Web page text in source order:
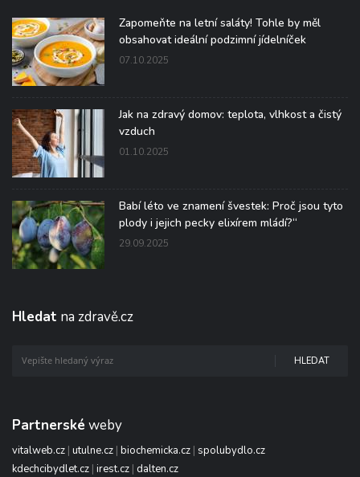
Zapomeňte na letní saláty! Tohle by měl
obsahovat ideální podzimní jídelníček
07.10.2025
Jak na zdravý domov: teplota, vlhkost a čistý
vzduch
01.10.2025
Babí léto ve znamení švestek: Proč jsou tyto
plody i jejich pecky elixírem mládí?“
29.09.2025
Hledat na zdravě.cz
HLEDAT
Partnerské weby
vitalweb.cz | utulne.cz | biochemicka.cz | spolubydlo.cz
kdechcibydlet.cz | irest.cz | dalten.cz